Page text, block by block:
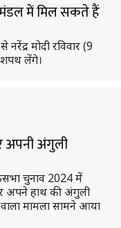
में मिल सकते हैं
नरेंद्र मोदी रविवार (9
शपथ लेंगे।
अपनी अंगुली
चुनाव 2024 में
अपने हाथ की अंगुली
मामला सामने आया